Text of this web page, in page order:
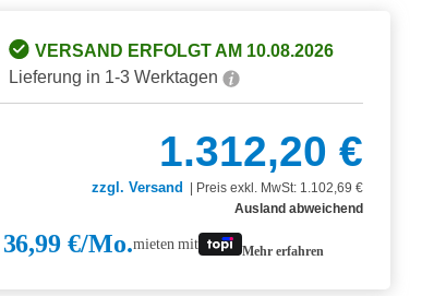
VERSAND ERFOLGT AM 10.08.2026
Lieferung in 1-3 Werktagen
1.312,20 €
zzgl. Versand
Preis exkl. MwSt: 1.102,69 €
Ausland abweichend
36,99 €/Mo.mieten mit Mehr erfahren